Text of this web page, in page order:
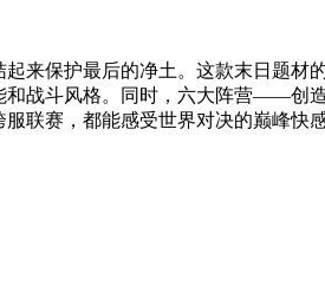
来保护最后的净土。这款末日题材
和战斗风格。同时，六大阵营——创
联赛，都能感受世界对决的巅峰快